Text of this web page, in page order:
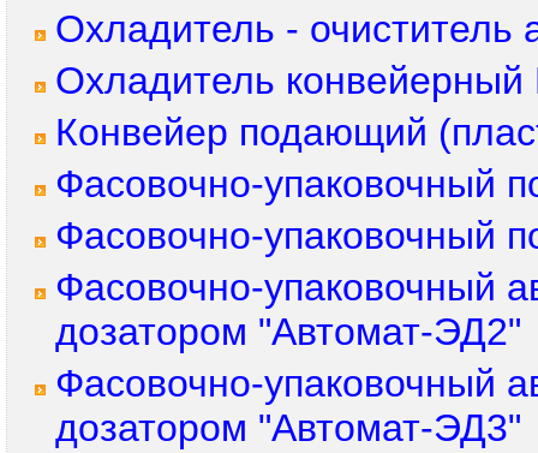
Охладитель -
Охладитель
Конвейер подающий
Фасовочно-упаковочный
Фасовочно-упаковочный
Фасовочно-упаковочный
дозатором "Автомат-ЭД2"
Фасовочно-упаковочный
дозатором "Автомат-ЭД3"